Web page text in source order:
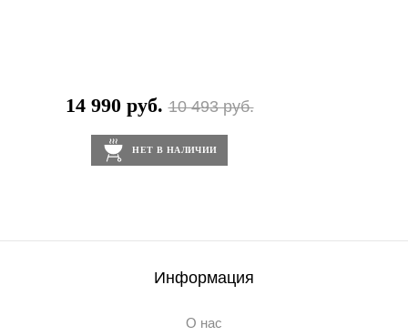
14 990 руб.10 493 руб.
НЕТ В НАЛИЧИИ
Информация
О нас